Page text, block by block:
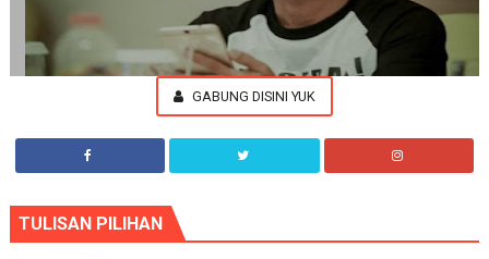
Aplha Blog
Our flagship theme is highly customizable through the options
panel, so you can modify the design, layout and typography.
GABUNG DISINI YUK
TULISAN PILIHAN